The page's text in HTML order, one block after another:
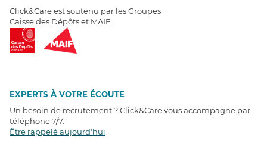
Click&Care est soutenu par les Groupes
Caisse des Dépôts et MAIF.
EXPERTS À VOTRE ÉCOUTE
Un besoin de recrutement ? Click&Care vous accompagne par
téléphone 7/7
Être rappelé aujourd'hui